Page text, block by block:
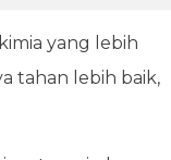
yang lebih
tahan lebih baik,